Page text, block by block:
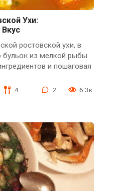
Ухи:
ростовской ухи, в
бульон из мелкой рыбы.
и пошаговая
4 2 6.3к.